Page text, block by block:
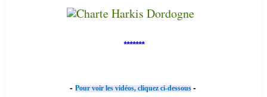
*******
- Pour voir les vidéos, cliquez ci-dessous -